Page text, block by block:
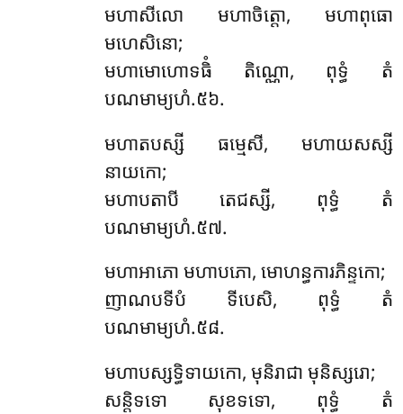
មហាសីលោ មហាចិត្តោ, មហាពុធោ
មហេសិនោ;
មហាមោហោទធិំ តិណ្ណោ, ពុទ្ធំ តំ
បណមាម្យហំ.៥៦.
មហាតបស្សី ធម្មេសី, មហាយសស្សី
នាយកោ;
មហាបតាបី តេជស្សី, ពុទ្ធំ តំ
បណមាម្យហំ.៥៧.
មហាអាភោ មហាបភោ, មោហន្ធការភិន្ទកោ;
ញាណបទីបំ ទីបេសិ, ពុទ្ធំ តំ
បណមាម្យហំ.៥៨.
មហាបស្សទ្ធិទាយកោ, មុនិរាជា មុនិស្សរោ;
សន្តិទទោ សុខទទោ, ពុទ្ធំ តំ